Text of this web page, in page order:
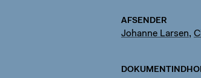
AFSENDER
Johanne Larsen,